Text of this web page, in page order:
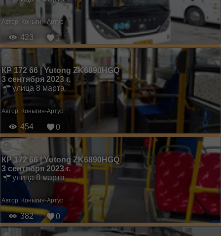
Автор: Коныгин-Артур
423 1
КР 172 66 | Yutong ZK6890HGQ
3 сентября 2023 г.
улица 8 марта
Автор: Коныгин-Артур
454 0
КР 172 66 | Yutong ZK6890HGQ
3 сентября 2023 г.
улица 8 марта
Автор: Коныгин-Артур
382 0